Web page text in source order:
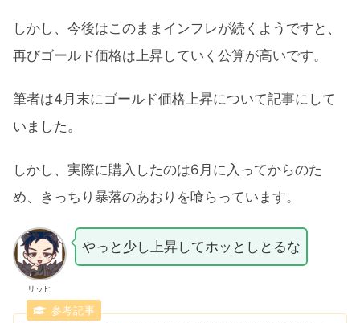
しかし、今後はこのままインフレが続くようですと、
再びゴールド価格は上昇していく公算が高いです。
筆者は4月末にゴールド価格上昇について記事にして
いました。
しかし、実際に購入したのは6月に入ってからのた
め、きっちり暴落のあおりを喰らっています。
リッヒ
やっと少し上昇してホッとしとるな